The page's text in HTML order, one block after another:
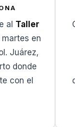
al Taller
en
Juárez,
donde
con el